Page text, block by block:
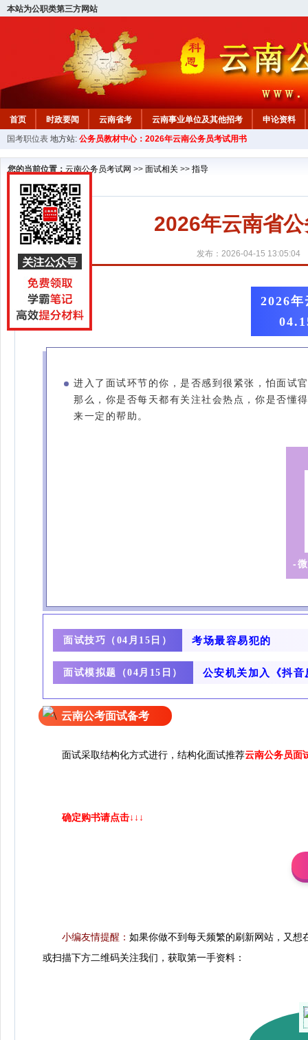
本站为公职类第三方网站
首页 时政要闻 云南省考 云南事业单位及其他招考
申论资料
国考职位表 地方站: 公务员教材中心：2026年云南公务员考试用书
您的当前位置： 云南公务员考试网 >> 面试相关 >> 指导
2026年云南省
发布：2026-04-15 13:05:04
2026年
进入了面试环节的你，是否感到很紧张，怕面试
那么，你是否每天都有关注社会热点，你是否懂
来一定的帮助。
-
面试技巧（ 04月15日） 考场最容易犯的
面试模拟题（04月15日） 公安机关加入《抖音
云南公考面试备考
面试采取结构化方式进行 ，结构化面试推荐云南公务员面
确定购书请点击↓↓↓
小编友情提醒： 如果你做不到每天频繁的刷新网站，又想
或扫描下方二维码关注我们，获取第一手资料：